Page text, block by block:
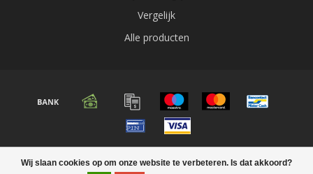
Wij slaan cookies op om onze website te verbeteren. Is dat akkoord?
Vergelijk
Alle producten
© Copyright 2026 Audio expert